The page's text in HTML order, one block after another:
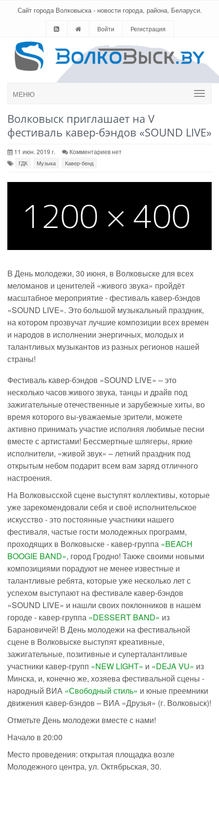
Сайт города Волковыска - новости города, района, Беларуси.
Войти Регистрация
МЕНЮ
Волковыск приглашает на V
фестиваль кавер-бэндов «SOUND LIVE»
11 июн. 2019 г. Комментариев нет
ГДК Музыка Кавер-бенд
В День молодежи, 30 июня, в Волковыске для всех
меломанов и ценителей «живого звука» пройдёт
масштабное мероприятие - фестиваль кавер-бэндов
«SOUND LIVE». Это большой музыкальный праздник,
на котором прозвучат лучшие композиции всех времен
и народов в исполнении энергичных, молодых и
талантливых музыкантов из разных регионов нашей
страны!
Фестиваль кавер-бэндов «SOUND LIVE» – это
несколько часов живого звука, танцы и драйв под
зажигательные отечественные и зарубежные хиты, во
время которого вы-уважаемые зрители, можете
активно принимать участие исполняя любимые песни
вместе с артистами! Бессмертные шлягеры, яркие
исполнители, «живой звук» – летний праздник под
открытым небом подарит всем вам заряд отличного
настроения.
На Волковысской сцене выступят коллективы, которые
уже зарекомендовали себя и своё исполнительское
искусство - это постоянные участники нашего
фестиваля, частые гости молодежных программ,
проходящих в Волковыске - кавер-группа «BEACH
BOOGIE BAND», город Гродно! Также своими новыми
композициями порадуют не менее известные и
талантливые ребята, которые уже несколько лет с
успехом выступают на фестивале кавер-бэндов
«SOUND LIVE» и нашли своих поклонников в нашем
городе - кавер-группа «DESSERT BAND» из
Барановичей! В День молодежи на фестивальной
сцене в Волковыске выступят креативные,
зажигательные, позитивные и суперталантливые
участники кавер-групп «NEW LIGHT» и «DEJA VU» из
Минска, и, конечно же, хозяева фестивальной сцены -
народный ВИА «Свободный стиль» и юные преемники
движения кавер-бэндов – ВИА «Друзья» (г. Волковыск)!
Отметьте День молодежи вместе с нами!
Начало в 20:00
Место проведения: открытая площадка возле
Молодежного центра, ул. Октябрьская, 30.